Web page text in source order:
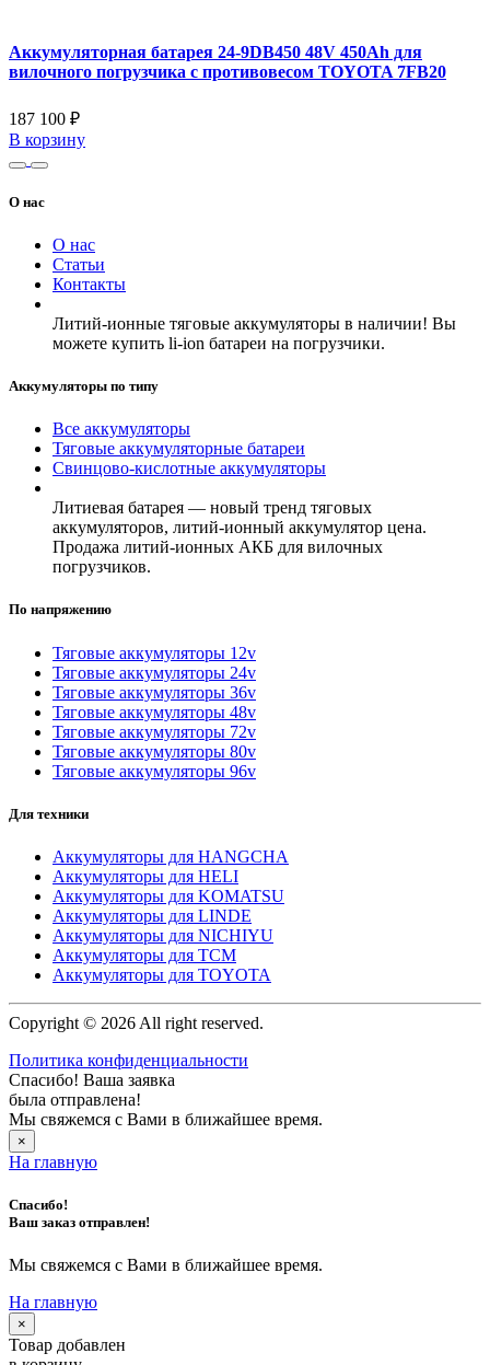
Аккумуляторная батарея 24-9DB450 48V 450Ah для
вилочного погрузчика с противовесом TOYOTA 7FB20
187 100 ₽
В корзину
О нас
О нас
Статьи
Контакты
Литий-ионные тяговые аккумуляторы в наличии! Вы
можете купить li-ion батареи на погрузчики.
Аккумуляторы по типу
Все аккумуляторы
Тяговые аккумуляторные батареи
Свинцово-кислотные аккумуляторы
Литиевая батарея — новый тренд тяговых
аккумуляторов, литий-ионный аккумулятор цена.
Продажа литий-ионных АКБ для вилочных
погрузчиков.
По напряжению
Тяговые аккумуляторы 12v
Тяговые аккумуляторы 24v
Тяговые аккумуляторы 36v
Тяговые аккумуляторы 48v
Тяговые аккумуляторы 72v
Тяговые аккумуляторы 80v
Тяговые аккумуляторы 96v
Для техники
Аккумуляторы для HANGCHA
Аккумуляторы для HELI
Аккумуляторы для KOMATSU
Аккумуляторы для LINDE
Аккумуляторы для NICHIYU
Аккумуляторы для TCM
Аккумуляторы для TOYOTA
Copyright © 2026 All right reserved.
Политика конфиденциальности
Спасибо! Ваша заявка
была отправлена!
Мы свяжемся с Вами в ближайшее время.
×
На главную
Спасибо!
Ваш заказ отправлен!
Мы свяжемся с Вами в ближайшее время.
На главную
×
Товар добавлен